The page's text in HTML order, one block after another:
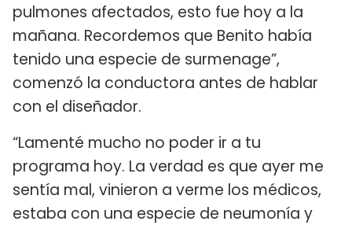
pulmones afectados, esto fue hoy a la
mañana. Recordemos que Benito había
tenido una especie de surmenage”,
comenzó la conductora antes de hablar
con el diseñador.
“Lamenté mucho no poder ir a tu
programa hoy. La verdad es que ayer me
sentía mal, vinieron a verme los médicos,
estaba con una especie de neumonía y